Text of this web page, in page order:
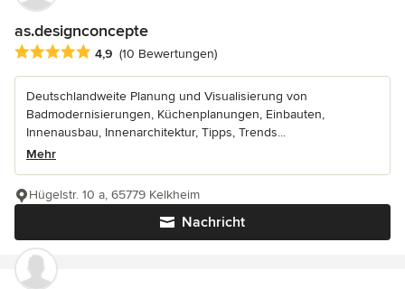
as.designconcepte
Durchschnittliche Bewertung: 4.9 von 5 Sternen
4,9 (10 Bewertungen)
Deutschlandweite Planung und Visualisierung von
Badmodernisierungen, Küchenplanungen, Einbauten,
Innenausbau, Innenarchitektur, Tipps, Trends...
Mehr
Nachricht
Hügelstr. 10 a, 65779 Kelkheim